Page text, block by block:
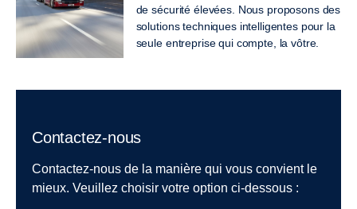
de sécurité élevées. Nous proposons des
solutions techniques intelligentes pour la
seule entreprise qui compte, la vôtre.
Contactez-nous
Contactez-nous de la manière qui vous convient le
mieux. Veuillez choisir votre option ci-dessous :